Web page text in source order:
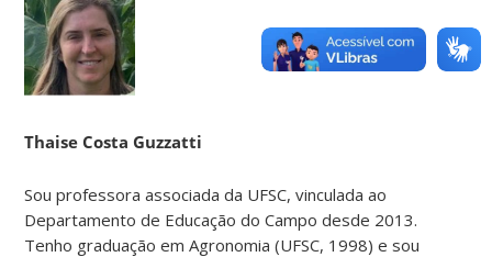
Thaise Costa Guzzatti
Sou professora associada da UFSC, vinculada ao
Departamento de Educação do Campo desde 2013.
Tenho graduação em Agronomia (UFSC, 1998) e sou